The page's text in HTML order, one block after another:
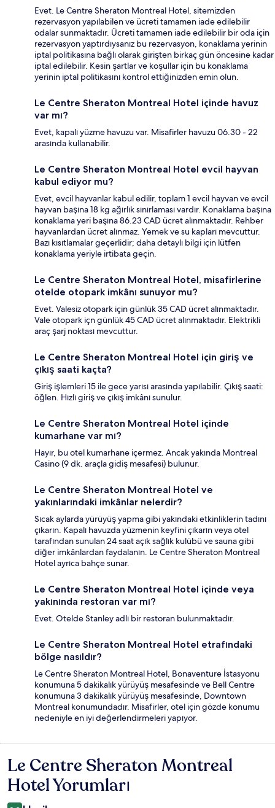
Evet. Le Centre Sheraton Montreal Hotel, sitemizden
rezervasyon yapılabilen ve ücreti tamamen iade edilebilir
odalar sunmaktadır. Ücreti tamamen iade edilebilir bir oda için
rezervasyon yaptırdıysanız bu rezervasyon, konaklama yerinin
iptal politikasına bağlı olarak girişten birkaç gün öncesine kadar
iptal edilebilir. Kesin şartlar ve koşullar için bu konaklama
yerinin iptal politikasını kontrol ettiğinizden emin olun.
Le Centre Sheraton Montreal Hotel içinde havuz
var mı?
Evet, kapalı yüzme havuzu var. Misafirler havuzu 06.30 - 22
arasında kullanabilir.
Le Centre Sheraton Montreal Hotel evcil hayvan
kabul ediyor mu?
Evet, evcil hayvanlar kabul edilir, toplam 1 evcil hayvan ve evcil
hayvan başına 18 kg ağırlık sınırlaması vardır. Konaklama başına
konaklama yeri başına 86.23 CAD ücret alınmaktadır. Rehber
hayvanlardan ücret alınmaz. Yemek ve su kapları mevcuttur.
Bazı kısıtlamalar geçerlidir; daha detaylı bilgi için lütfen
konaklama yeriyle irtibata geçin.
Le Centre Sheraton Montreal Hotel, misafirlerine
otelde otopark imkânı sunuyor mu?
Evet. Valesiz otopark için günlük 35 CAD ücret alınmaktadır.
Vale otopark içn günlük 45 CAD ücret alınmaktadır. Elektrikli
araç şarj noktası mevcuttur.
Le Centre Sheraton Montreal Hotel için giriş ve
çıkış saati kaçta?
Giriş işlemleri 15 ile gece yarısı arasında yapılabilir. Çıkış saati:
öğlen. Hızlı giriş ve çıkış imkânı sunulur.
Le Centre Sheraton Montreal Hotel içinde
kumarhane var mı?
Hayır, bu otel kumarhane içermez. Ancak yakında Montreal
Casino (9 dk. araçla gidiş mesafesi) bulunur.
Le Centre Sheraton Montreal Hotel ve
yakınlarındaki imkânlar nelerdir?
Sıcak aylarda yürüyüş yapma gibi yakındaki etkinliklerin tadını
çıkarın. Kapalı havuzda yüzmenin keyfini çıkarın veya otel
tarafından sunulan 24 saat açık sağlık kulübü ve sauna gibi
diğer imkânlardan faydalanın. Le Centre Sheraton Montreal
Hotel ayrıca bahçe sunar.
Le Centre Sheraton Montreal Hotel içinde veya
yakınında restoran var mı?
Evet. Otelde Stanley adlı bir restoran bulunmaktadır.
Le Centre Sheraton Montreal Hotel etrafındaki
bölge nasıldır?
Le Centre Sheraton Montreal Hotel, Bonaventure İstasyonu
konumuna 5 dakikalık yürüyüş mesafesinde ve Bell Centre
konumuna 3 dakikalık yürüyüş mesafesinde, Downtown
Montreal konumundadır. Misafirler, otel için gözde konumu
nedeniyle en iyi değerlendirmeleri yapıyor.
Yorumlar
Le Centre Sheraton Montreal
Hotel Yorumları